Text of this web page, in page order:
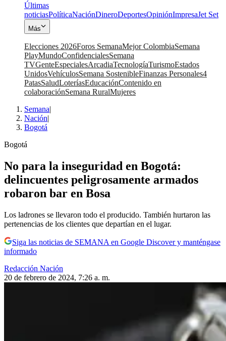
Últimas
noticiasPolíticaNaciónDineroDeportesOpiniónImpresaJet Set
Más
Elecciones 2026Foros SemanaMejor ColombiaSemana
PlayMundoConfidencialesSemana
TVGenteEspecialesArcadiaTecnologíaTurismoEstados
UnidosVehículosSemana SostenibleFinanzas Personales4
PatasSaludLoteríasEducaciónContenido en
colaboraciónSemana RuralMujeres
Semana|
Nación|
Bogotá
Bogotá
No para la inseguridad en Bogotá:
delincuentes peligrosamente armados
robaron bar en Bosa
Los ladrones se llevaron todo el producido. También hurtaron las
pertenencias de los clientes que departían en el lugar.
Siga las noticias de SEMANA en Google Discover y manténgase
informado
Redacción Nación
20 de febrero de 2024, 7:26 a. m.